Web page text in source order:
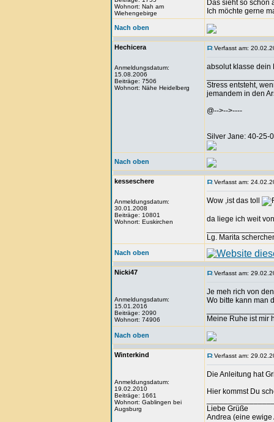
Wohnort: Nah am
Wiehengebirge
Das sieht so schön
Ich möchte gerne
Nach oben
Hechicera
Anmeldungsdatum:
15.08.2006
Beiträge: 7506
Wohnort: Nähe Heidelberg
Verfasst am:
absolut klasse dein
Stress entsteht,
jemandem in den
@-->-->----
Silver Jane: 40-25-
Nach oben
kesseschere
Anmeldungsdatum:
30.01.2008
Beiträge: 10801
Wohnort: Euskirchen
Verfasst am:
Wow ,ist das toll
da liege ich weit
Lg. Marita
Nach oben
Nicki47
Anmeldungsdatum:
15.01.2016
Beiträge: 2090
Wohnort: 74906
Verfasst am:
Je meh rich von
Wo bitte kann man
Meine Ruhe ist mir
Nach oben
Winterkind
Anmeldungsdatum:
19.02.2010
Beiträge: 1661
Wohnort: Gablingen bei
Augsburg
Verfasst am:
Die Anleitung hat
Hier kommst Du
Liebe Grüße
Andrea (eine ewige